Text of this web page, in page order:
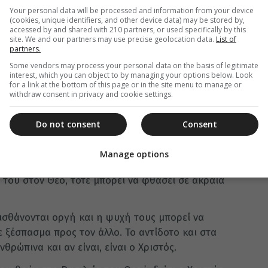
υπήρξα, αλλά έκανα υπομονή στις
αυτή τη χάρη».
στον Θεό, έρχεται τότε μια ισορροπία
αυτών των καταστάσεων. Βέβαια, η ψυχή μας
άδικα, όμως το αντίβαρο είναι ο
λόγια του Χριστού: «Μακάριοι οἱ
γλυκαίνει η πικρία και ο άνθρωπος
διωγμούς, ψευδολογίες και συκοφαντίες
του στον Θεό, τότε μπορεί να φθάσει σε ακραία
οργή και η ψυχή τους μπορεί να
ξέσπασμα προς τον άλλο. Το αντίδοτο και στα
και αν είναι, είναι ο Χριστός.
Your personal data will be processed and information from your device
(cookies, unique identifiers, and other device data) may be stored by,
accessed by and shared with 210 partners, or used specifically by this
site. We and our partners may use precise geolocation data. List of
partners.
Some vendors may process your personal data on the basis of legitimate
interest, which you can object to by managing your options below. Look
for a link at the bottom of this page or in the site menu to manage or
withdraw consent in privacy and cookie settings.
Consent
Do not consent
Manage options